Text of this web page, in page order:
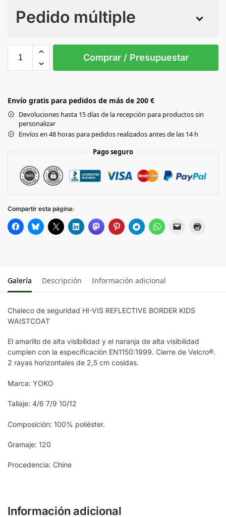
Pedido múltiple
HI VIS ORANGE
ROYAL BLUE
SAPPHIRE
Comprar / Presupuestar
Envío gratis para pedidos de más de 200 €
Devoluciones hasta 15 días de la recepción para productos sin
personalizar
Envíos en 48 horas para pedidos realizados antes de las 14 h
Pago seguro
Compartir esta página:
Galería Descripción Información adicional
Chaleco de seguridad HI-VIS REFLECTIVE BORDER KIDS
WAISTCOAT
El amarillo de alta visibilidad y el naranja de alta visibilidad
cumplen con la especificación EN1150:1999. Cierre de Velcro®.
2 rayas horizontales de 2,5 cm cosidas.
Marca: YOKO
Tallaje: 4/6 7/9 10/12
Composición: 100% poliéster.
Gramaje: 120
Procedencia: Chine
Información adicional